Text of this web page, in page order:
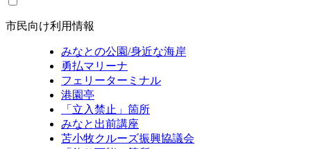
市民向け利用情報
みなとの公園/身近な海岸
勇払マリーナ
フェリーターミナル
港園亭
「立入禁止」箇所
みなと出前講座
苫小牧クルーズ振興協議会